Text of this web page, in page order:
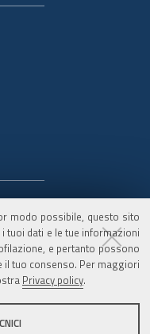
modo possibile, questo sito
tuoi dati e le tue informazioni
e pertanto possono
tuo consenso. Per maggiori
Privacy policy.